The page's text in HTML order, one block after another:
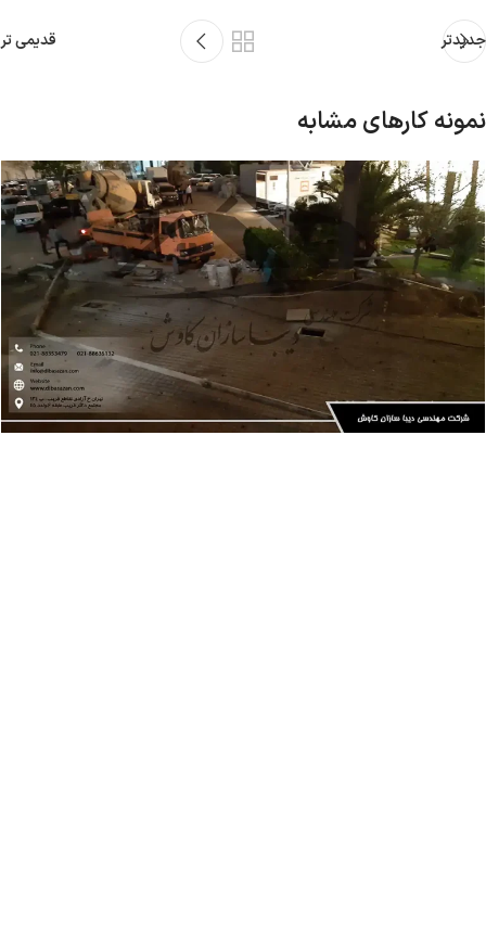
جدیدتر قدیمی تر
نمونه کارهای مشابه